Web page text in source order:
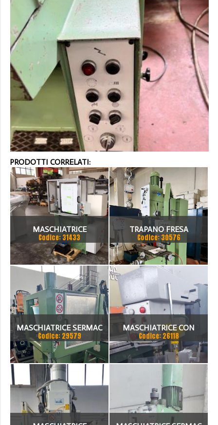
PRODOTTI CORRELATI:
MASCHIATRICE
ORIZZONTALE
AUTOMATICA M20M
RECORD MACCHINE
UTENSILI
Codice: 31433
TRAPANO FRESA
MASCHIATRICE A
COLONNA SERRMAC
MOD.TP-DI, TAVOLA
Codice: 30576
MASCHIATRICE SERMAC
MDR 22
Codice: 29579
MASCHIATRICE CON
PATRONE SARA
Codice: 26118